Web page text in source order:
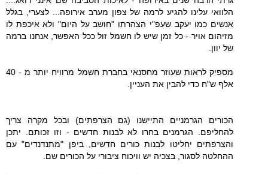
הלוואי עלינו להגיע לרמה של צפון מערב אירופה... לצערי, בגלל
אנשים כמו יעקב שעפ"י הצהרתו "חושב על היום" ולא איכפת לו
מזיהום אויר - כל זמן שיש לו חשמל זול ככל האפשר, אנחנו ברמה
של יוון.
מספיק לראות שעוזר מחסנאי בחברת חשמל מרוויח יותר מ - 40
אלף ש"ח כדי להבין את העניין.
הכורים הגרמניים התיישנו (גם הצרפתים) ובכל מקרה צריך
להחליפם. הגרמנים בחרו לא לבנות חדשים - וזו זכותם. יתכן
והצרפתים יחליטו לבנות כורים חדשים, ביפן "מתנדנדים" עם
ההחלטה לסגור, בצכיה יש וויכוח ציבורי על הכורים שם.